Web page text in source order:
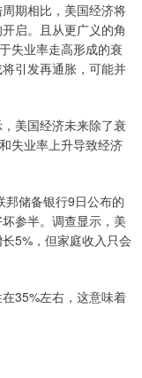
期相比，美国经济将
启。且从更广义的角
失业率走高形成的衰
引发再通胀，可能并
美国经济未来除了衰
失业率上升导致经济
储备银行9日公布的
参半。调查显示，美
5%，但家庭收入只会
35%左右，这意味着